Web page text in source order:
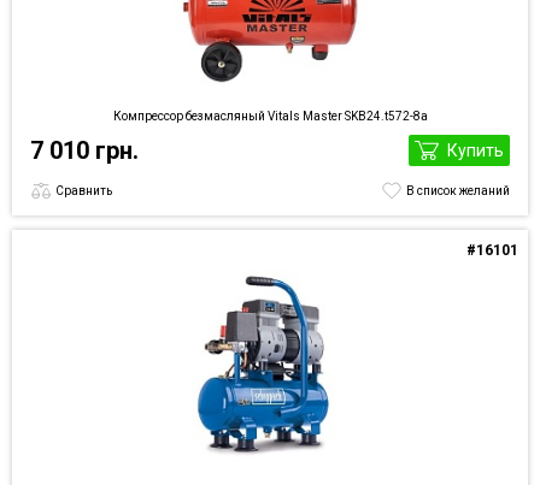
Компрессор безмасляный Vitals Master SKB24.t572-8a
7 010 грн. Купить
Сравнить В список желаний
#16101